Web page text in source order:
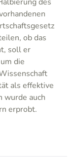
ob das
soll er
die
als effektive
wurde auch
erprobt.